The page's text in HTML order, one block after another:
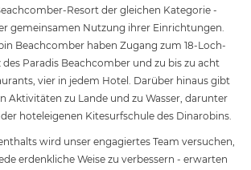
Resort der gleichen Kategorie -
gemeinsamen Nutzung ihrer Einrichtungen.
Beachcomber haben Zugang zum 18-Loch-
des Paradis Beachcomber und zu bis zu acht
vier in jedem Hotel. Darüber hinaus gibt
Aktivitäten zu Lande und zu Wasser, darunter
hoteleigenen Kitesurfschule des Dinarobins.
wird unser engagiertes Team versuchen,
erdenkliche Weise zu verbessern - erwarten